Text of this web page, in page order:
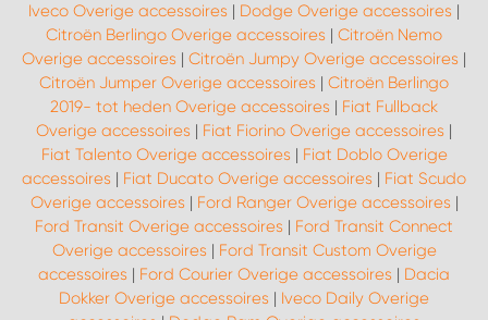
Iveco Overige accessoires | Dodge Overige accessoires |
Citroën Berlingo Overige accessoires | Citroën Nemo
Overige accessoires | Citroën Jumpy Overige accessoires |
Citroën Jumper Overige accessoires | Citroën Berlingo
2019- tot heden Overige accessoires | Fiat Fullback
Overige accessoires | Fiat Fiorino Overige accessoires |
Fiat Talento Overige accessoires | Fiat Doblo Overige
accessoires | Fiat Ducato Overige accessoires | Fiat Scudo
Overige accessoires | Ford Ranger Overige accessoires |
Ford Transit Overige accessoires | Ford Transit Connect
Overige accessoires | Ford Transit Custom Overige
accessoires | Ford Courier Overige accessoires | Dacia
Dokker Overige accessoires | Iveco Daily Overige